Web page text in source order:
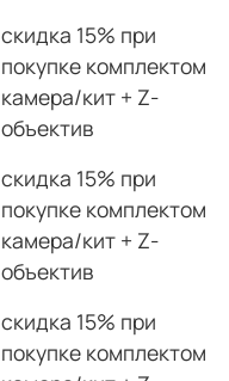
скидка 15% при
покупке комплектом
камера/кит + Z-
объектив
скидка 15% при
покупке комплектом
камера/кит + Z-
объектив
скидка 15% при
покупке комплектом